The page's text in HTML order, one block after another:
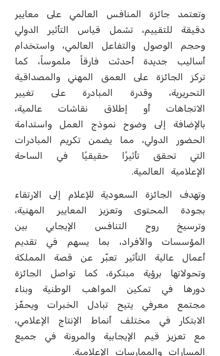
وتعتمد جائزة المنافس العالمي على معايير
دقيقة للتقييم، تشمل قياس التأثير الدولي
وحجم الوصول والتفاعل العالمي، واستخدام
أساليب جديدة أحدثت فارقاً ملموساً، كما
تركز الجائزة على العمق المهني والمصداقية
التحريرية، وقدرة المبادرة على تغيير
الاتجاهات أو إطلاق نقاشات عالمية،
بالإضافة إلى وضوح نموذج العمل واستدامة
الحضور الدولي، مما يضمن تكريم المبادرات
التي تحقق تأثيرًا حقيقيًا في الساحة
الإعلامية العالمية.
وتهدف الجائزة السعودية للإعلام إلى الارتقاء
بجودة المحتوى وتعزيز المعايير المهنية،
وترسيخ روح التنافس الإيجابي بين
المؤسسات والأفراد، بما يسهم في تقديم
أعمال عالية التأثير تعبّر عن قصة المملكة
وتحولاتها برؤية مبتكرة، كما تواصل الجائزة
دورها في تمكين المواهب الوطنية وبناء
مجتمع معرفي يتيح تبادل الخبرات ويحفّز
الابتكار في مختلف أنماط الإنتاج الإعلامي،
مع تعزيز قيم الإيجابية والمرونة في جميع
المسارات والممارسات الإعلامية.